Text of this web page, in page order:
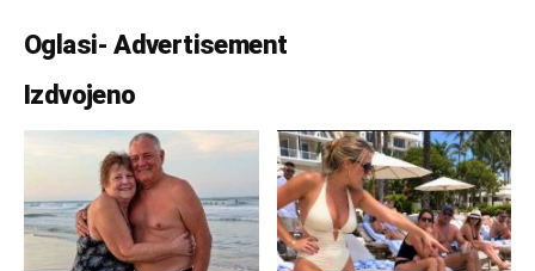
Oglasi- Advertisement
Izdvojeno